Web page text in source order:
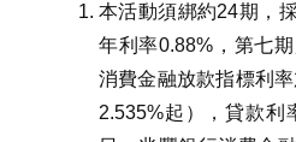
本活動須綁約24期，
年利率0.88%，第七
消費金融放款指標利
2.535%起），貸款利